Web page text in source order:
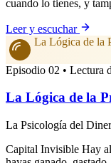
cuando lo tienes, y
Leer y escuchar
La Lógica de la
Episodio 02 • Lectura
La Lógica de la
La Psicología del
Capital Invisible Hay